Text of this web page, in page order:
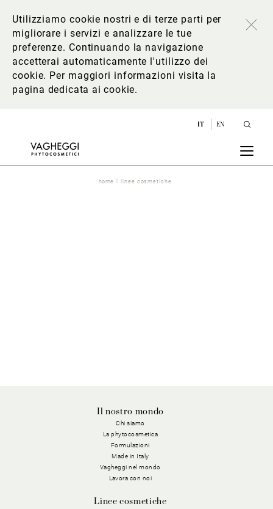
Utilizziamo cookie nostri e di terze parti per
migliorare i servizi e analizzare le tue
preferenze. Continuando la navigazione
accetterai automaticamente l'utilizzo dei
cookie. Per maggiori informazioni visita la
pagina dedicata ai cookie.
IT EN
home linee cosmetiche
Il nostro mondo
Chi siamo
La phytocosmetica
Formulazioni
Made in Italy
Vagheggi nel mondo
Lavora con noi
Linee cosmetiche